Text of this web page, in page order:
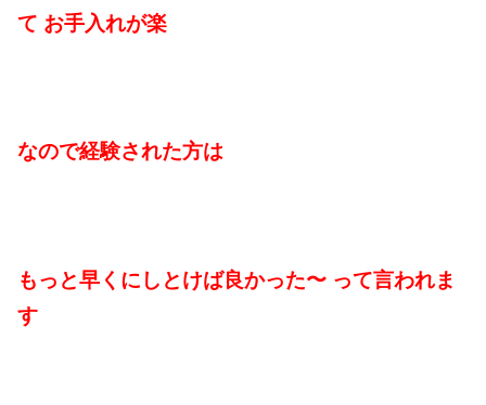
て お手入れが楽
なので経験された方は
もっと早くにしとけば良かった〜 って言われま
す